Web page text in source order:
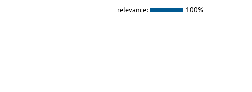
relevance: 100%